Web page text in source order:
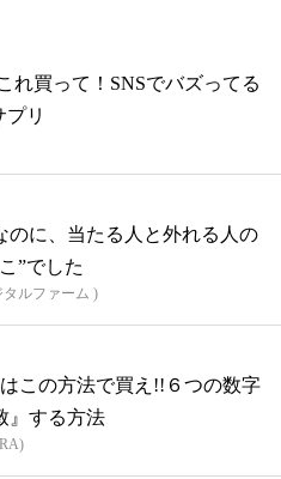
れ買って！SNSでバズってる
プリ
のに、当たる人と外れる人の
”でした
ルファーム )
この方法で買え!!６つの数字
』する方法